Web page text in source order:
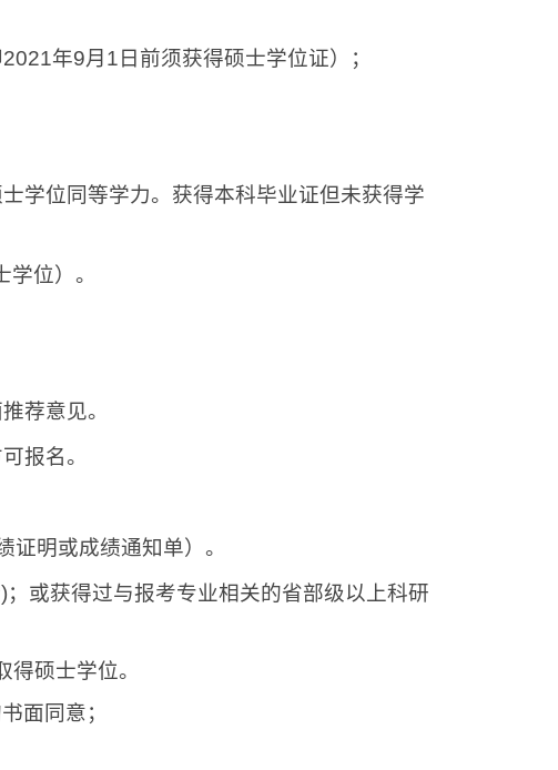
2021年9月 1 日前须获得硕士学位证）；
学位同等学力。获得本科毕业证但未获得学
位）。
荐意见。
报名。
明或成绩通知单）。
)；或获得过与报考专业相关的省部级以上科研
硕士学位。
面同意；